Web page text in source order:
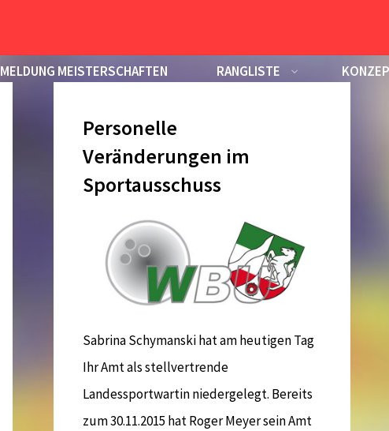
MELDUNG MEISTERSCHAFTEN RANGLISTE
Personelle
Veränderungen im
Sportausschuss
Sabrina Schymanski hat am heutigen Tag
Ihr Amt als stellvertrende
Landessportwartin niedergelegt. Bereits
zum 30.11.2015 hat Roger Meyer sein Amt